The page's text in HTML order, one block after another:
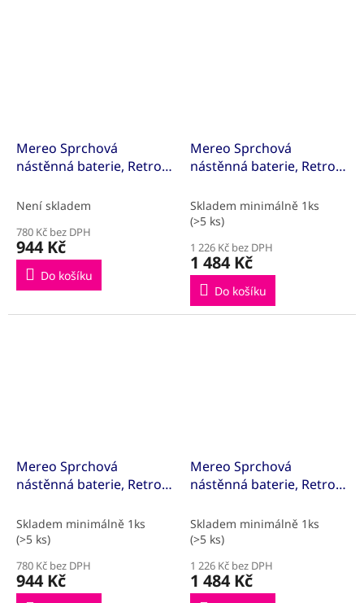
Mereo Sprchová
nástěnná baterie, Retro
příslušenství, chrom
Není skladem
780 Kč bez DPH
944 Kč
Do košíku
Mereo Sprchová
nástěnná baterie, Retro
příslušenstvím, chrom
Skladem minimálně 1ks
(>5 ks)
1 226 Kč bez DPH
1 484 Kč
Do košíku
Mereo Sprchová
nástěnná baterie, Retro
příslušenství, chrom
Skladem minimálně 1ks
(>5 ks)
780 Kč bez DPH
944 Kč
Mereo Sprchová
nástěnná baterie, Retro
příslušenstvím, chrom
Skladem minimálně 1ks
(>5 ks)
1 226 Kč bez DPH
1 484 Kč